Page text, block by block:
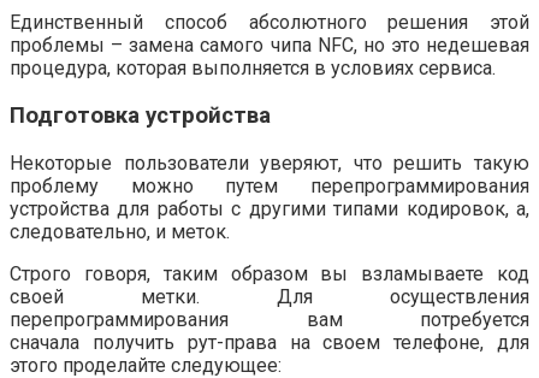
Единственный способ абсолютного решения этой
проблемы – замена самого чипа NFC, но это недешевая
процедура, которая выполняется в условиях сервиса.
Подготовка устройства
Некоторые пользователи уверяют, что решить такую
проблему можно путем перепрограммирования
устройства для работы с другими типами кодировок, а,
следовательно, и меток.
Строго говоря, таким образом вы взламываете код
своей метки. Для осуществления
перепрограммирования вам потребуется
сначала получить рут-права на своем телефоне, для
этого проделайте следующее: